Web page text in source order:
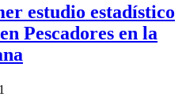
estudio estadístico
Pescadores en la